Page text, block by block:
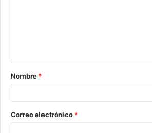
Nombre *
Correo electrónico *